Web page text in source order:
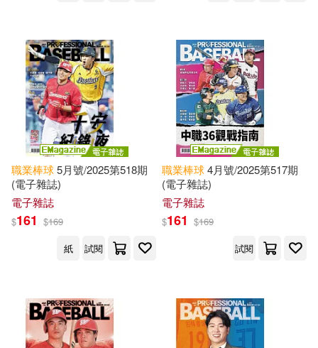
職業棒球5月號/2025第518期
(電子雜誌)
電子雜誌
$161 $169
紙
試閱
職業棒球4月號/2025第517期
(電子雜誌)
電子雜誌
$161 $169
試閱